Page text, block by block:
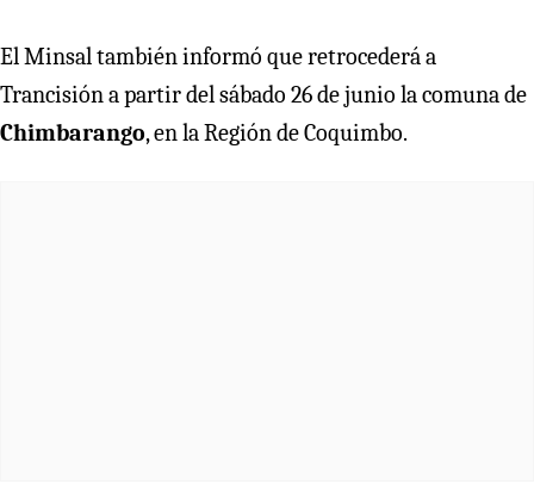
El Minsal también informó que retrocederá a
Trancisión a partir del sábado 26 de junio la comuna de
Chimbarango, en la Región de Coquimbo.